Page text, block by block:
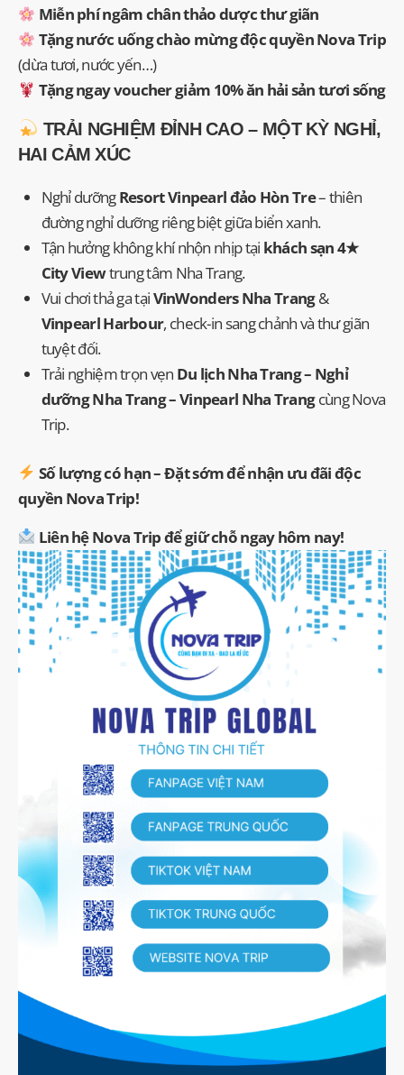
Miễn phí ngâm chân thảo dược thư giãn
Tặng nước uống chào mừng độc quyền Nova Trip
(dừa tươi, nước yến…)
Tặng ngay voucher giảm 10% ăn hải sản tươi sống
TRẢI NGHIỆM ĐỈNH CAO – MỘT KỲ NGHỈ,
HAI CẢM XÚC
Nghỉ dưỡngResort Vinpearl đảo Hòn Tre– thiên
đường nghỉ dưỡng riêng biệt giữa biển xanh.
Tận hưởng không khí nhộn nhịp tại khách sạn 4★
City Viewtrung tâm Nha Trang.
Vui chơi thả ga tạiVinWonders Nha Trang&
Vinpearl Harbour, check-in sang chảnh và thư giãn
tuyệt đối.
Trải nghiệm trọn vẹn Du lịch Nha Trang – Nghỉ
dưỡng Nha Trang – Vinpearl Nha Trangcùng Nova
Trip.
Số lượng có hạn – Đặt sớm để nhận ưu đãi độc
quyền Nova Trip!
Liên hệ Nova Trip để giữ chỗ ngay hôm nay!